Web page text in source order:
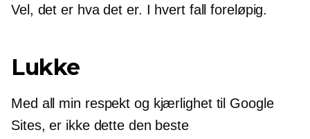
Vel, det er hva det er. I hvert fall foreløpig.
Lukke
Med all min respekt og kjærlighet til Google
Sites, er ikke dette den beste